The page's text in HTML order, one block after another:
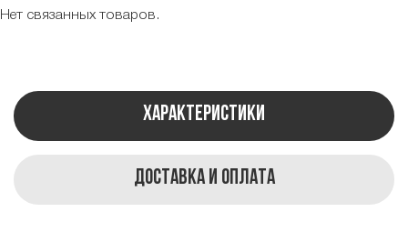
Нет связанных товаров.
Характеристики
Доставка и оплата